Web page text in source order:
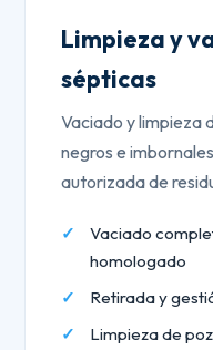
Limpieza y
sépticas
Vaciado y limpieza
negros e
autorizada de
Vaciado
homologado
Retirada y
Limpieza de